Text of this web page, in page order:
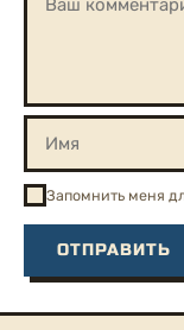
Запомнить меня